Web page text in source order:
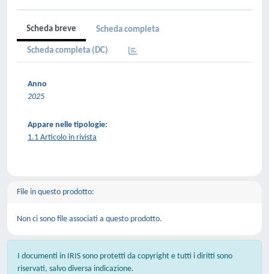
Scheda breve Scheda completa
Scheda completa (DC)
Anno
2025
Appare nelle tipologie:
1.1 Articolo in rivista
File in questo prodotto:
Non ci sono file associati a questo prodotto.
I documenti in IRIS sono protetti da copyright e tutti i diritti sono
riservati, salvo diversa indicazione.